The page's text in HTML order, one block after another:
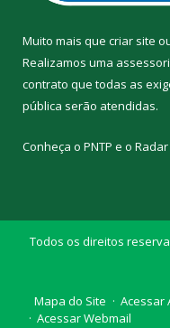
Muito mais que criar site
Realizamos uma
contrato que todas as
pública serão atendidas.
Conheça o PNTP e o
Todos os direitos
Mapa do Site
Acessar
Acessar Webmail